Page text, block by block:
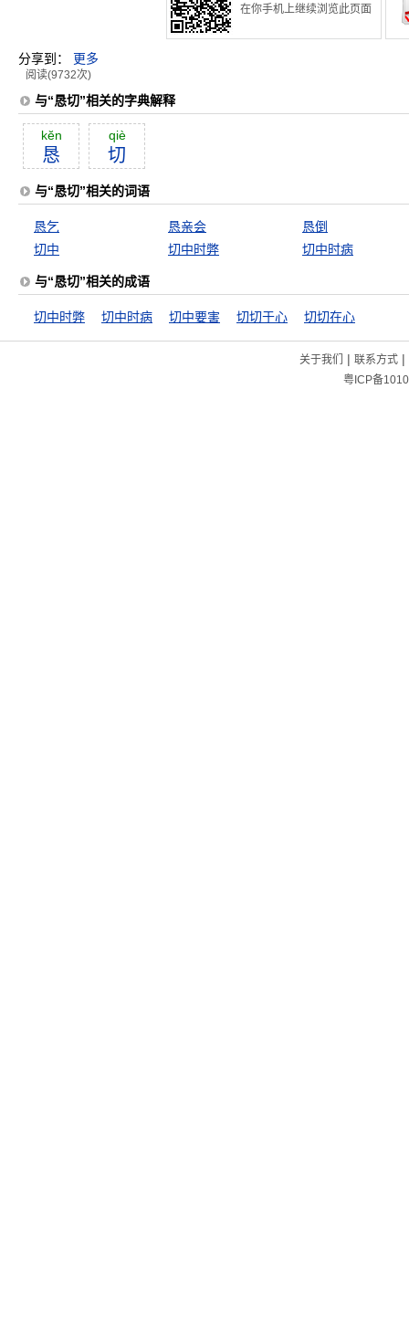
在你手机上继续浏览此页面
分享到： 更多
阅读(9732次)
与“恳切”相关的字典解释
kĕn
恳
qiè
切
与“恳切”相关的词语
恳乞 恳亲会
恳倒
切中
切中时弊 切中时病
与“恳切”相关的成语
切中时弊 切中时病 切中要害 切切于心 切切在心
关于我们 | 联系方式|
粤ICP备